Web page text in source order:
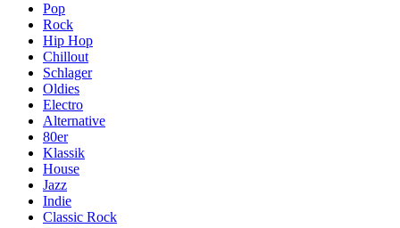
Pop
Rock
Hip Hop
Chillout
Schlager
Oldies
Electro
Alternative
80er
Klassik
House
Jazz
Indie
Classic Rock